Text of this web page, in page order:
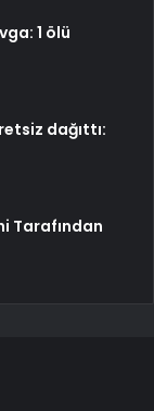
1 ölü
dağıttı:
Tarafından